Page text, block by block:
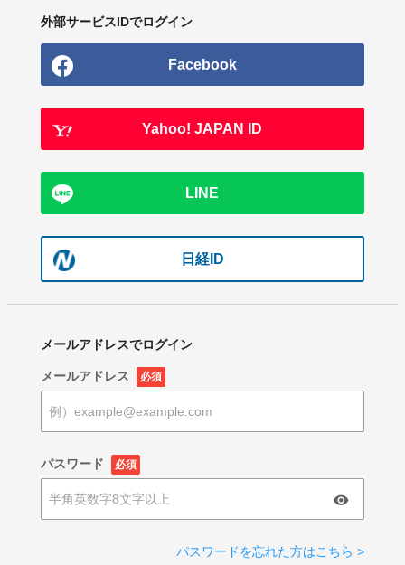
外部サービスIDでログイン
Facebook
Yahoo! JAPAN ID
LINE
日経ID
メールアドレスでログイン
メールアドレス 必須
パスワード 必須
パスワードを忘れた方はこちら >